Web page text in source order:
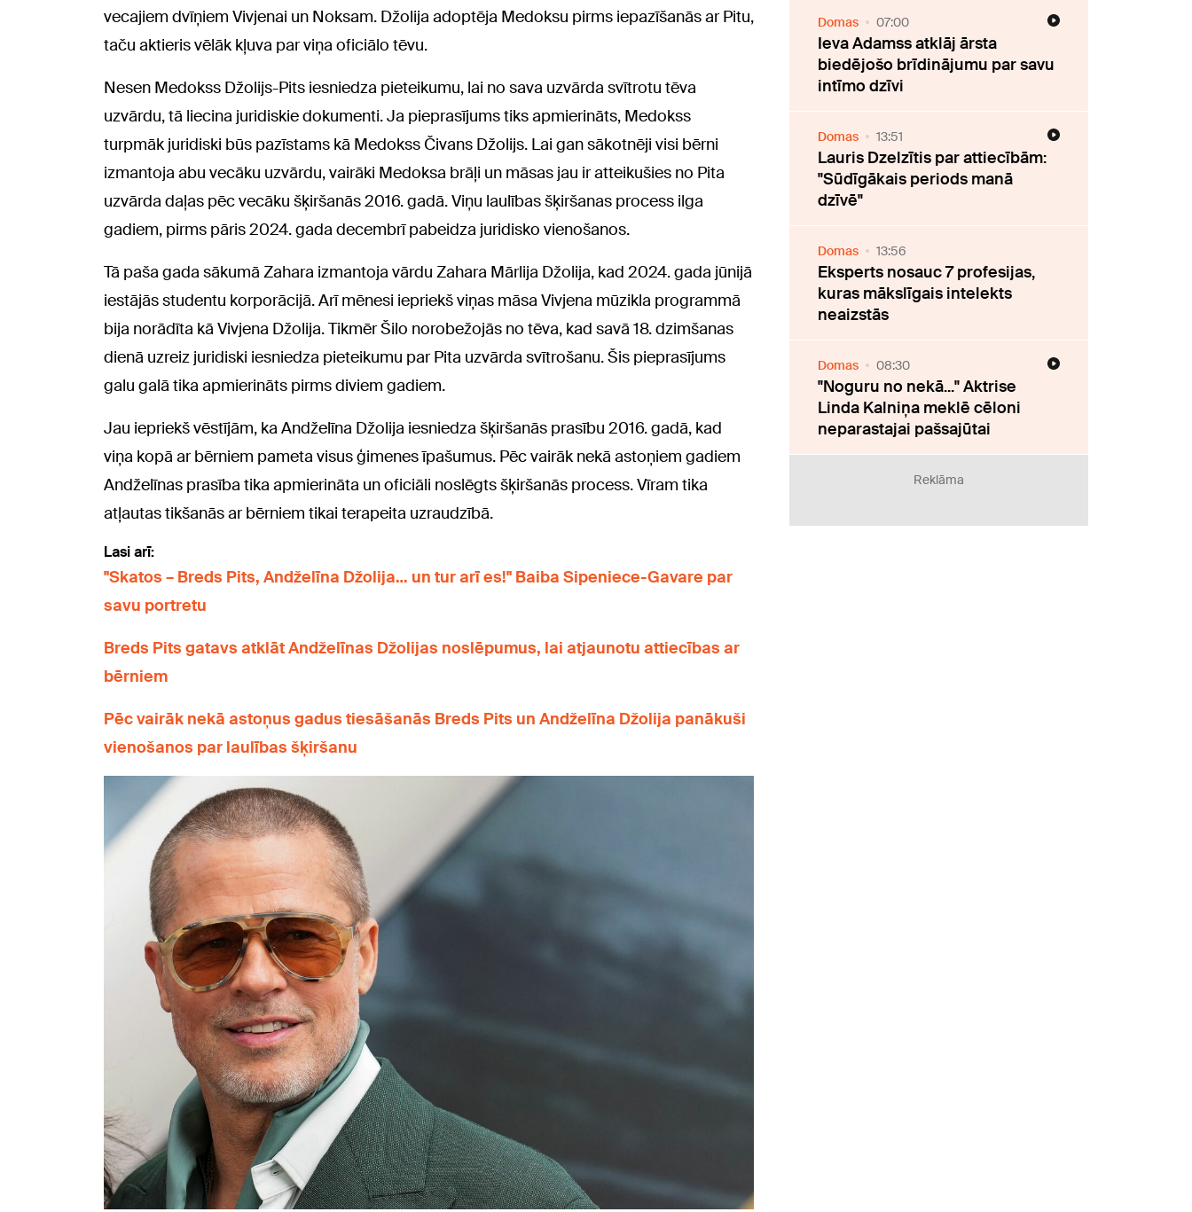
vecajiem dvīņiem Vivjenai un Noksam. Džolija adoptēja Medoksu pirms iepazīšanās ar Pitu,
taču aktieris vēlāk kļuva par viņa oficiālo tēvu.
Nesen Medokss Džolijs-Pits iesniedza pieteikumu, lai no sava uzvārda svītrotu tēva
uzvārdu, tā liecina juridiskie dokumenti. Ja pieprasījums tiks apmierināts, Medokss
turpmāk juridiski būs pazīstams kā Medokss Čivans Džolijs. Lai gan sākotnēji visi bērni
izmantoja abu vecāku uzvārdu, vairāki Medoksa brāļi un māsas jau ir atteikušies no Pita
uzvārda daļas pēc vecāku šķiršanās 2016. gadā. Viņu laulības šķiršanas process ilga
gadiem, pirms pāris 2024. gada decembrī pabeidza juridisko vienošanos.
Tā paša gada sākumā Zahara izmantoja vārdu Zahara Mārlija Džolija, kad 2024. gada jūnijā
iestājās studentu korporācijā. Arī mēnesi iepriekš viņas māsa Vivjena mūzikla programmā
bija norādīta kā Vivjena Džolija. Tikmēr Šilo norobežojās no tēva, kad savā 18. dzimšanas
dienā uzreiz juridiski iesniedza pieteikumu par Pita uzvārda svītrošanu. Šis pieprasījums
galu galā tika apmierināts pirms diviem gadiem.
Jau iepriekš vēstījām, ka Andželīna Džolija iesniedza šķiršanās prasību 2016. gadā, kad
viņa kopā ar bērniem pameta visus ģimenes īpašumus. Pēc vairāk nekā astoņiem gadiem
Andželīnas prasība tika apmierināta un oficiāli noslēgts šķiršanās process. Vīram tika
atļautas tikšanās ar bērniem tikai terapeita uzraudzībā.
Lasi arī:
"Skatos – Breds Pits, Andželīna Džolija… un tur arī es!" Baiba Sipeniece-Gavare par
savu portretu
Breds Pits gatavs atklāt Andželīnas Džolijas noslēpumus, lai atjaunotu attiecības ar
bērniem
Pēc vairāk nekā astoņus gadus tiesāšanās Breds Pits un Andželīna Džolija panākuši
vienošanos par laulības šķiršanu
Domas 07:00
Ieva Adamss atklāj ārsta
biedējošo brīdinājumu par savu
intīmo dzīvi
Domas 13:51
Lauris Dzelzītis par attiecībām:
"Sūdīgākais periods manā
dzīvē"
Domas 13:56
Eksperts nosauc 7 profesijas,
kuras mākslīgais intelekts
neaizstās
Domas 08:30
"Noguru no nekā..." Aktrise
Linda Kalniņa meklē cēloni
neparastajai pašsajūtai
Reklāma